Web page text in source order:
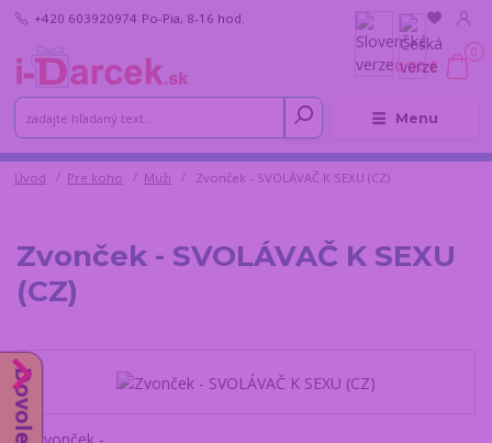
Menu
+420 603920974 Po-Pia, 8-16 hod.
0
0,00 €
Úvod Pre koho Muži Zvonček - SVOLÁVAČ K SEXU (CZ)
Zvonček - SVOLÁVAČ K SEXU
(CZ)